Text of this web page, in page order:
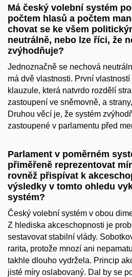
Má český volební systém
počtem hlasů a počtem
chovat se ke všem
neutrálně, nebo lze říci, že
zvýhodňuje?
Jednoznačně se nechová
má dvě vlastnosti. První
klauzule, která natvrdo rozdělí
zastoupení ve sněmovně, a
Druhou věcí je, že systém
zastoupené v parlamentu před
Parlament v poměrném
přiměřeně reprezentovat
rovněž přispívat k
výsledky v tomto ohledu
systém?
Český volební systém v obou
Z hlediska akceschopnosti je
sestavovat stabilní vlády.
rarita, protože mnozí ani
takhle dlouho vydržela. Princip
jisté míry oslabovaný. Dal by se